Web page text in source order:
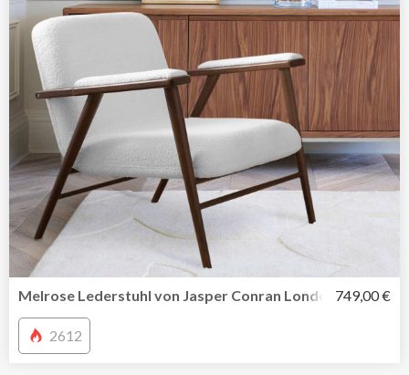
Melrose Lederstuhl von Jasper Conran London 749,00 €
2612